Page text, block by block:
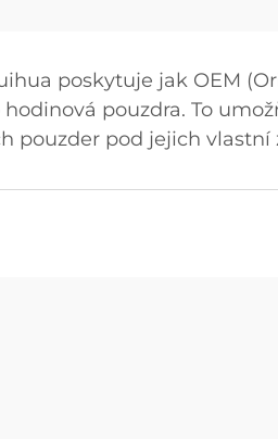
poskytuje jak OEM
hodinová pouzdra. To
pouzder pod jejich